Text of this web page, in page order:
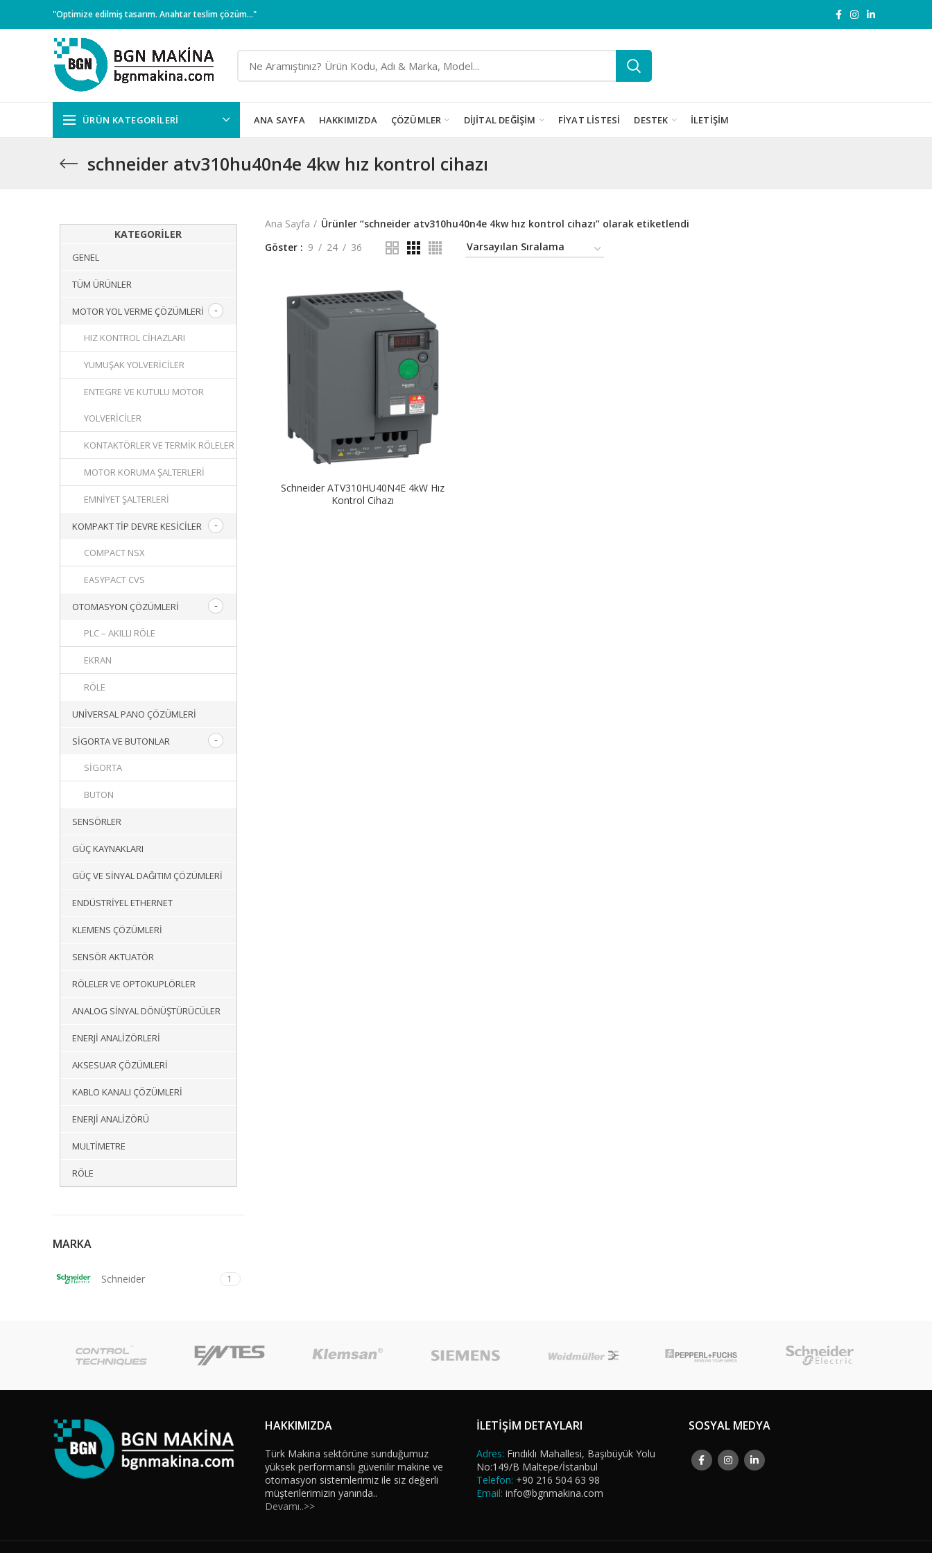
"Optimize edilmiş tasarım. Anahtar teslim çözüm..."
ÜRÜN KATEGORILERI ANA SAYFA HAKKIMIZDA ÇÖZÜMLER DIJITAL DEĞIŞIM FIYAT LISTESI DESTEK İLETIŞIM
schneider atv310hu40n4e 4kw hız kontrol cihazı
KATEGORILER
GENEL
TÜM ÜRÜNLER
MOTOR YOL VERME ÇÖZÜMLERI
HIZ KONTROL CIHAZLARI
YUMUŞAK YOLVERICILER
ENTEGRE VE KUTULU MOTOR
YOLVERICILER
KONTAKTÖRLER VE TERMIK RÖLELER
MOTOR KORUMA ŞALTERLERI
EMNIYET ŞALTERLERI
KOMPAKT TIP DEVRE KESICILER
COMPACT NSX
EASYPACT CVS
OTOMASYON ÇÖZÜMLERI
PLC – AKILLI RÖLE
EKRAN
RÖLE
UNIVERSAL PANO ÇÖZÜMLERI
SIGORTA VE BUTONLAR
SIGORTA
BUTON
SENSÖRLER
GÜÇ KAYNAKLARI
GÜÇ VE SINYAL DAĞITIM ÇÖZÜMLERI
ENDÜSTRIYEL ETHERNET
KLEMENS ÇÖZÜMLERI
SENSÖR AKTUATÖR
RÖLELER VE OPTOKUPLÖRLER
ANALOG SINYAL DÖNÜŞTÜRÜCÜLER
ENERJI ANALIZÖRLERI
AKSESUAR ÇÖZÜMLERI
KABLO KANALI ÇÖZÜMLERI
ENERJI ANALIZÖRÜ
MULTIMETRE
RÖLE
MARKA
Schneider 1
Ana Sayfa
Ürünler “schneider atv310hu40n4e 4kw hız kontrol cihazı” olarak etiketlendi
Göster
9 24 36
Schneider ATV310HU40N4E 4kW Hız
Kontrol Cihazı
HAKKIMIZDA
Türk Makina sektörüne sunduğumuz
yüksek performanslı güvenilir makine ve
otomasyon sistemlerimiz ile siz değerli
müşterilerimizin yanında..
Devamı..>>
İLETİŞİM DETAYLARI
Adres: Fındıklı Mahallesi, Başıbüyük Yolu
No:149/B Maltepe/İstanbul
Telefon: +90 216 504 63 98
Email: info@bgnmakina.com
SOSYAL MEDYA